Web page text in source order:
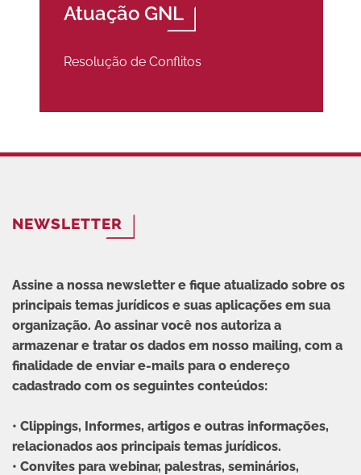
Atuação GNL
Resolução de Conflitos
NEWSLETTER
Assine a nossa newsletter e fique atualizado sobre os
principais temas jurídicos e suas aplicações em sua
organização. Ao assinar você nos autoriza a
armazenar e tratar os dados em nosso mailing, com a
finalidade de enviar e-mails para o endereço
cadastrado com os seguintes conteúdos:
• Clippings, Informes, artigos e outras informações,
relacionados aos principais temas jurídicos.
• Convites para webinar, palestras, seminários,